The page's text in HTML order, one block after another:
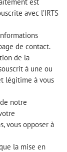
avec l’IRTS
de contact.
de la
à une ou
légitime à vous
notre
vous opposer à
la mise en